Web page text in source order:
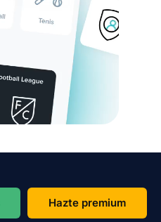
Hazte premium